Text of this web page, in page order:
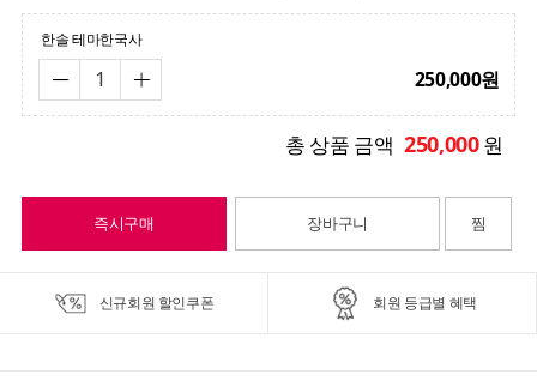
한솔 테마한국사
250,000원
총 상품 금액 250,000원
즉시구매 장바구니 찜
신규회원 할인쿠폰 회원 등급별 혜택